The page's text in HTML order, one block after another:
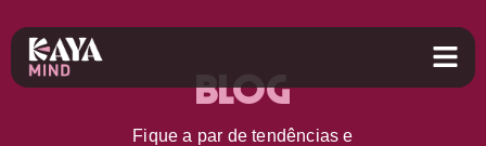
Blog
Fique a par detendências e